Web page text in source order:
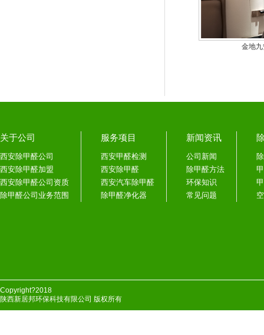
金地
关于公司
西安除甲醛公司
西安除甲醛加盟
西安除甲醛公司资质
除甲醛公司业务范围
服务项目
西安甲醛检测
西安除甲醛
西安汽车除甲醛
除甲醛净化器
新闻资讯
公司新闻
除甲醛方法
环保知识
常见问题
Copyright?2018
陕西新居邦环保科技有限公司 版权所有